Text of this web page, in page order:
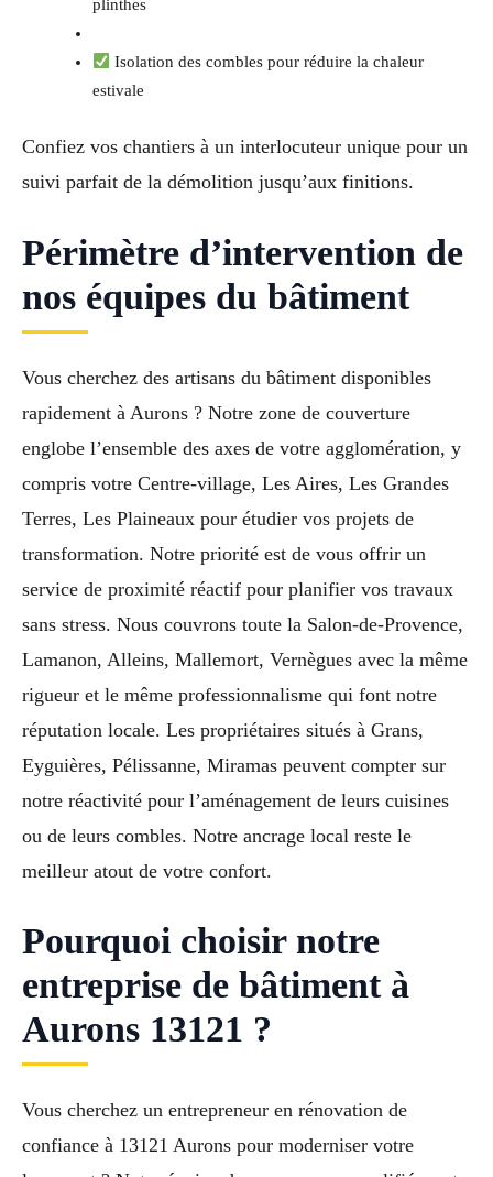
plinthes
Isolation des combles pour réduire la chaleur
estivale
Confiez vos chantiers à un interlocuteur unique pour un
suivi parfait de la démolition jusqu’aux finitions.
Périmètre d’intervention de
nos équipes du bâtiment
Vous cherchez des artisans du bâtiment disponibles
rapidement à Aurons ? Notre zone de couverture
englobe l’ensemble des axes de votre agglomération, y
compris votre Centre-village, Les Aires, Les Grandes
Terres, Les Plaineaux pour étudier vos projets de
transformation. Notre priorité est de vous offrir un
service de proximité réactif pour planifier vos travaux
sans stress. Nous couvrons toute la Salon-de-Provence,
Lamanon, Alleins, Mallemort, Vernègues avec la même
rigueur et le même professionnalisme qui font notre
réputation locale. Les propriétaires situés à Grans,
Eyguières, Pélissanne, Miramas peuvent compter sur
notre réactivité pour l’aménagement de leurs cuisines
ou de leurs combles. Notre ancrage local reste le
meilleur atout de votre confort.
Pourquoi choisir notre
entreprise de bâtiment à
Aurons 13121 ?
Vous cherchez un entrepreneur en rénovation de
confiance à 13121 Aurons pour moderniser votre